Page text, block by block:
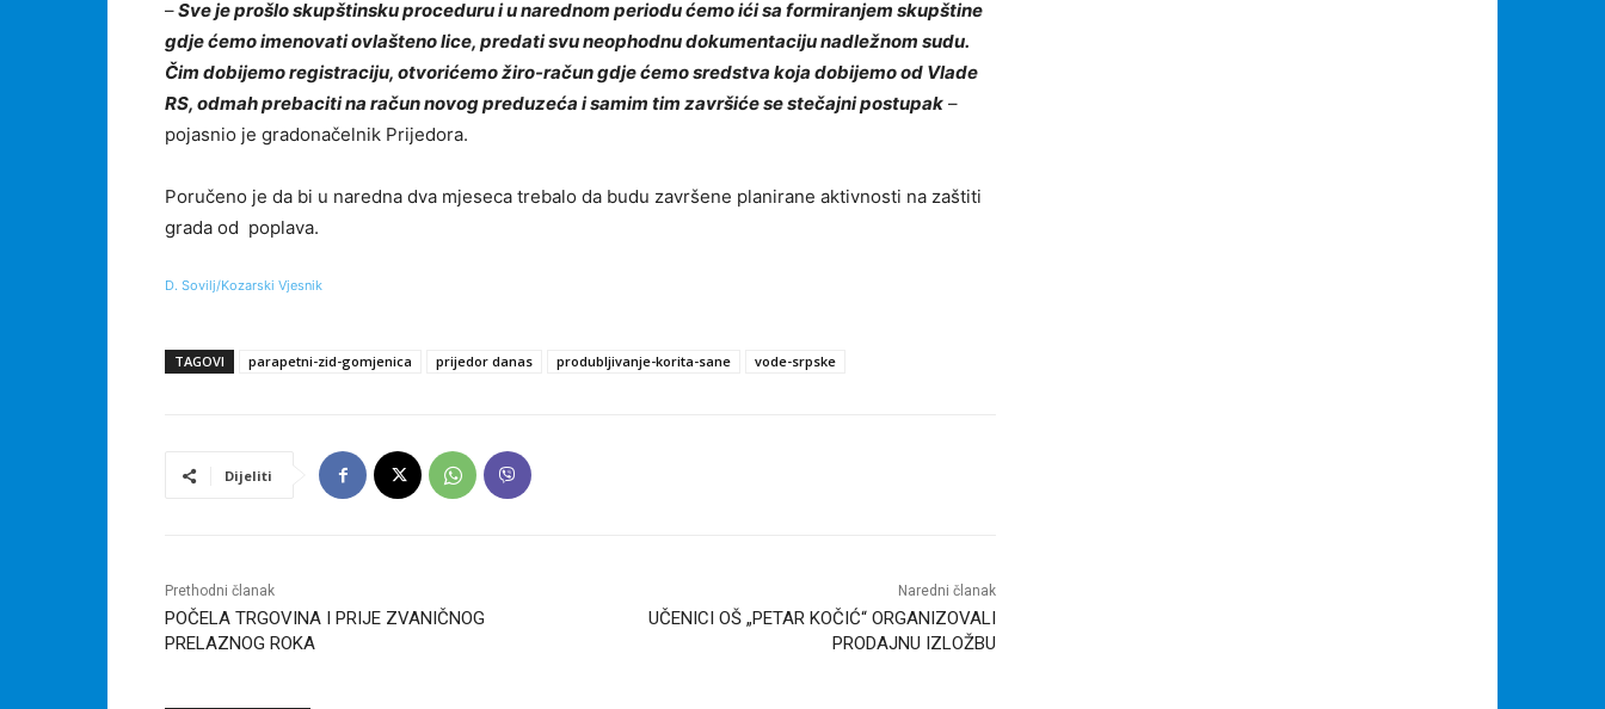
–Sve je prošlo skupštinsku proceduru i u narednom periodu ćemo ići sa formiranjem skupštine
gdje ćemo imenovati ovlašteno lice, predati svu neophodnu dokumentaciju nadležnom sudu.
Čim dobijemo registraciju, otvorićemo žiro-račun gdje ćemo sredstva koja dobijemo od Vlade
RS, odmah prebaciti na račun novog preduzeća i samim tim završiće se stečajni postupak –
pojasnio je gradonačelnik Prijedora.
Poručeno je da bi u naredna dva mjeseca trebalo da budu završene planirane aktivnosti na zaštiti
grada od poplava.
D. Sovilj/Kozarski Vjesnik
TAGOVI parapetni-zid-gomjenica prijedor danas produbljivanje-korita-sane vode-srpske
Dijeliti
Prethodni članak
POČELA TRGOVINA I PRIJE ZVANIČNOG
PRELAZNOG ROKA
Naredni članak
UČENICI OŠ „PETAR KOČIĆ“ ORGANIZOVALI
PRODAJNU IZLOŽBU